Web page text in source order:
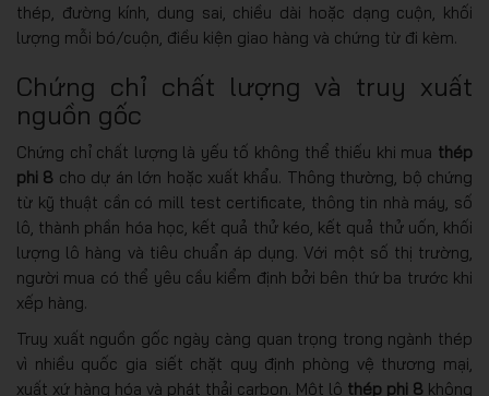
thép, đường kính, dung sai, chiều dài hoặc dạng cuộn, khối
lượng mỗi bó/cuộn, điều kiện giao hàng và chứng từ đi kèm.
Chứng chỉ chất lượng và truy xuất
nguồn gốc
Chứng chỉ chất lượng là yếu tố không thể thiếu khi mua thép
phi 8 cho dự án lớn hoặc xuất khẩu. Thông thường, bộ chứng
từ kỹ thuật cần có mill test certificate, thông tin nhà máy, số
lô, thành phần hóa học, kết quả thử kéo, kết quả thử uốn, khối
lượng lô hàng và tiêu chuẩn áp dụng. Với một số thị trường,
người mua có thể yêu cầu kiểm định bởi bên thứ ba trước khi
xếp hàng.
Truy xuất nguồn gốc ngày càng quan trọng trong ngành thép
vì nhiều quốc gia siết chặt quy định phòng vệ thương mại,
xuất xứ hàng hóa và phát thải carbon. Một lô thép phi 8 không